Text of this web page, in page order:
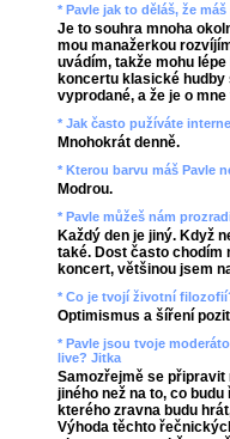
* Pavle jak to děláš, že
Je to souhra mnoha
mou manažerkou
uvádím, takže mohu
koncertu klasické hudby
vyprodané, a že je o
* Jak často pužíváte
Mnohokrát denně.
* Kterou barvu máš Pavle
Modrou.
* Pavle můžeš nám
Každý den je jiný. Když
také. Dost často chodím
koncert, většinou jsem
* Co je tvojí životní
Optimismus a šíření
* Pavle jsou tvoje
live? Jitka
Samozřejmě se
jiného než na to, co
kterého zravna budu
Výhoda těchto